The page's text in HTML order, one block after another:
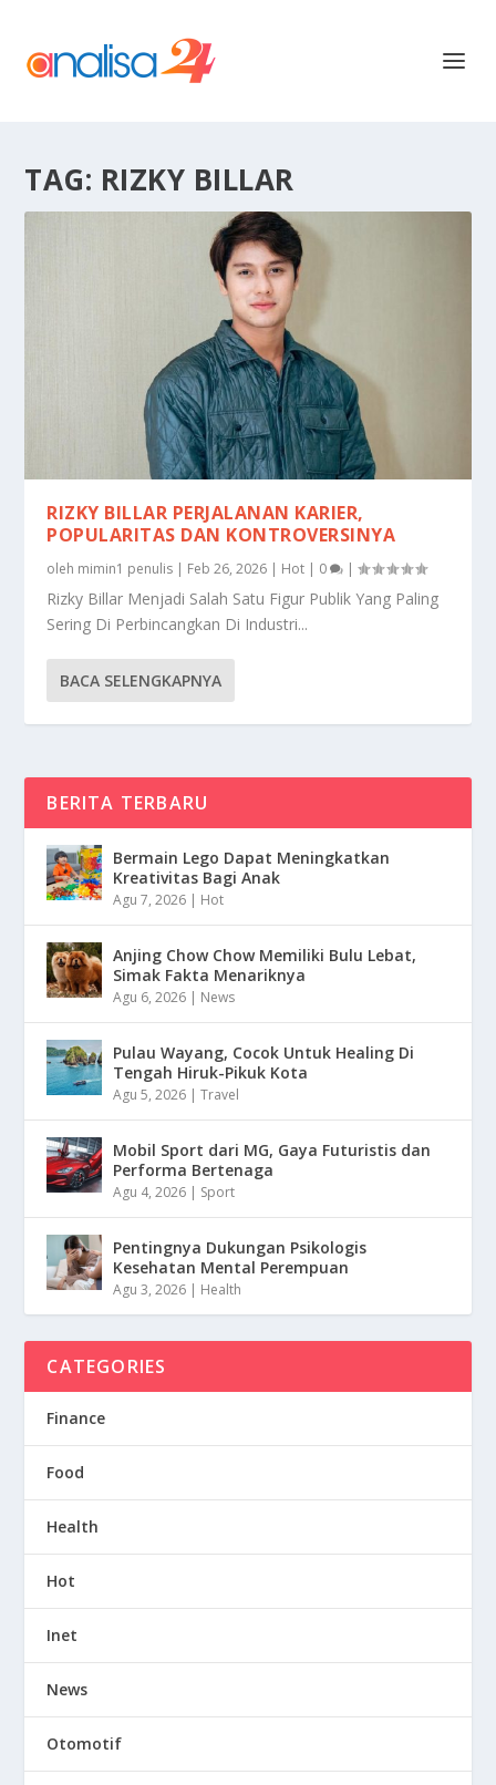
TAG: RIZKY BILLAR
RIZKY BILLAR PERJALANAN KARIER,
POPULARITAS DAN KONTROVERSINYA
oleh mimin1 penulis | Feb 26, 2026 | Hot | 0 |
Rizky Billar Menjadi Salah Satu Figur Publik Yang Paling
Sering Di Perbincangkan Di Industri...
BACA SELENGKAPNYA
BERITA TERBARU
Bermain Lego Dapat Meningkatkan
Kreativitas Bagi Anak
Agu 7, 2026 | Hot
Anjing Chow Chow Memiliki Bulu Lebat,
Simak Fakta Menariknya
Agu 6, 2026 | News
Pulau Wayang, Cocok Untuk Healing Di
Tengah Hiruk-Pikuk Kota
Agu 5, 2026 |Travel
Mobil Sport dari MG, Gaya Futuristis dan
Performa Bertenaga
Agu 4, 2026 | Sport
Pentingnya Dukungan Psikologis
Kesehatan Mental Perempuan
Agu 3, 2026 | Health
CATEGORIES
Finance
Food
Health
Hot
Inet
News
Otomotif